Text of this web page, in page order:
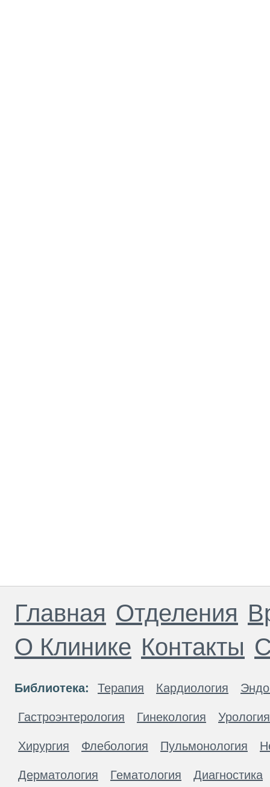
Главная Отделения
О Клинике Контакты
Библиотека: Терапия Кардиология
Гастроэнтерология Гинекология Урология
Хирургия Флебология Пульмонология
Дерматология Гематология Диагностика